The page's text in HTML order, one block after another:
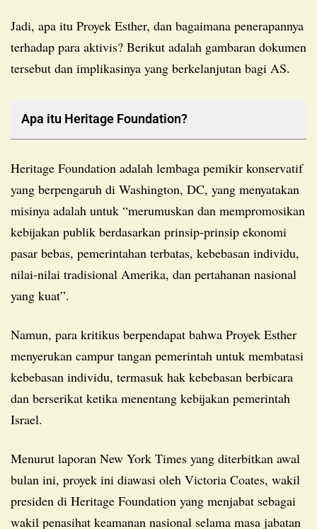
Jadi, apa itu Proyek Esther, dan bagaimana penerapannya
terhadap para aktivis? Berikut adalah gambaran dokumen
tersebut dan implikasinya yang berkelanjutan bagi AS.
Apa itu Heritage Foundation?
Heritage Foundation adalah lembaga pemikir konservatif
yang berpengaruh di Washington, DC, yang menyatakan
misinya adalah untuk “merumuskan dan mempromosikan
kebijakan publik berdasarkan prinsip-prinsip ekonomi
pasar bebas, pemerintahan terbatas, kebebasan individu,
nilai-nilai tradisional Amerika, dan pertahanan nasional
yang kuat”.
Namun, para kritikus berpendapat bahwa Proyek Esther
menyerukan campur tangan pemerintah untuk membatasi
kebebasan individu, termasuk hak kebebasan berbicara
dan berserikat ketika menentang kebijakan pemerintah
Israel.
Menurut laporan New York Times yang diterbitkan awal
bulan ini, proyek ini diawasi oleh Victoria Coates, wakil
presiden di Heritage Foundation yang menjabat sebagai
wakil penasihat keamanan nasional selama masa jabatan